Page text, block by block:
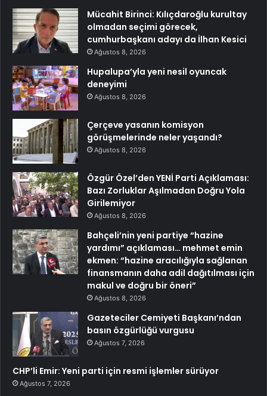
Mücahit Birinci: Kılıçdaroğlu kurultay
olmadan seçimi görecek,
cumhurbaşkanı adayı da İlhan Kesici
Ağustos 8, 2026
Hupalupa’yla yeni nesil oyuncak
deneyimi
Ağustos 8, 2026
Çerçeve yasanın komisyon
görüşmelerinde neler yaşandı?
Ağustos 8, 2026
Özgür Özel’den YENİ Parti Açıklaması:
Bazı Zorluklar Aşılmadan Doğru Yola
Girilemiyor
Ağustos 8, 2026
Bahçeli’nin yeni partiye “hazine
yardımı” açıklaması… mehmet emin
ekmen: “hazine aracılığıyla sağlanan
finansmanın daha adil dağıtılması için
makul ve doğru bir öneri”
Ağustos 8, 2026
Gazeteciler Cemiyeti Başkanı’ndan
basın özgürlüğü vurgusu
Ağustos 7, 2026
CHP’li Emir: Yeni parti için resmi işlemler sürüyor
Ağustos 7, 2026